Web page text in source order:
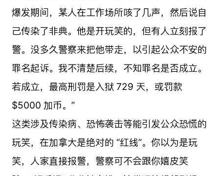
爆发期间，某人在工作场所咳了几声，然后说自
己传染了非典。他是开玩笑的，但有人立刻报了
警。没多久警察来把他带走，以引起公众不安的
罪名起诉。我不清楚后续，不知罪名是否成立。
若成立，最高刑罚是入狱 729 天，或罚款
$5000 加币。”
这类涉及传染病、恐怖袭击等能引发公众恐慌的
玩笑，在加拿大是绝对的 “红线”。你以为是玩
笑，人家直接报警，警察可不会跟你嬉皮笑